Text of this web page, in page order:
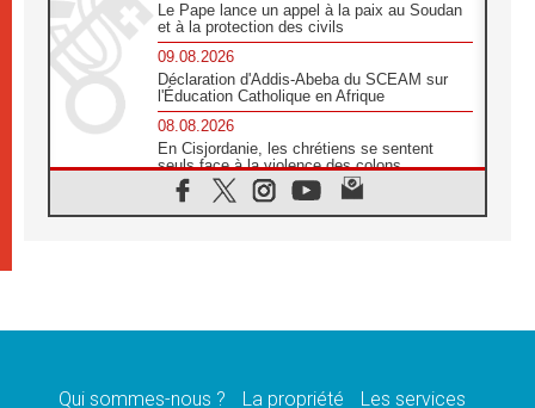
Le Pape lance un appel à la paix au Soudan
et à la protection des civils
09.08.2026
Déclaration d'Addis-Abeba du SCEAM sur
l'Éducation Catholique en Afrique
08.08.2026
En Cisjordanie, les chrétiens se sentent
seuls face à la violence des colons
08.08.2026
Léon XIV au sanctuaire de Notre Dame du
08.08.2026
08.08.2026
Qui sommes-nous ? La propriété Les services